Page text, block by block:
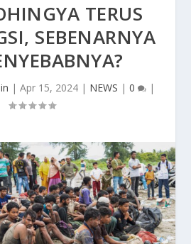
TERUS
SEBENARNYA
| Apr 15, 2024| NEWS | 0 |